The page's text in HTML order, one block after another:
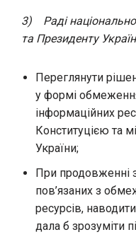
3)
Раді
та Президенту
Переглянути
у формі
інформаційних
Конституцією та
України;
При продовженні
пов’язаних з
ресурсів,
дала б зрозуміти